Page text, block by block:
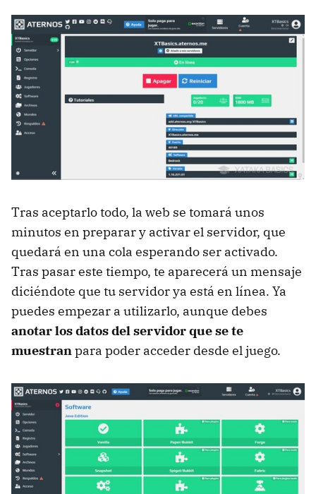
Tras aceptarlo todo, la web se tomará unos
minutos en preparar y activar el servidor, que
quedará en una cola esperando ser activado.
Tras pasar este tiempo, te aparecerá un mensaje
diciéndote que tu servidor ya está en línea. Ya
puedes empezar a utilizarlo, aunque debes
anotar los datos del servidor que se te
muestranpara poder acceder desde el juego.